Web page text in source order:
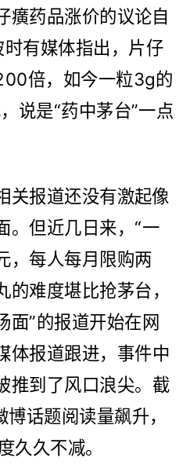
癀药品涨价的议论自
有媒体指出，片仔
倍，如今一粒3g的
说是“药中茅台”一点
关报道还没有激起像
。但近几日来，“一
，每人每月限购两
难度堪比抢茅台，
面”的报道开始在网
体报道跟进，事件中
推到了风口浪尖。截
话题阅读量飙升，
久久不减。